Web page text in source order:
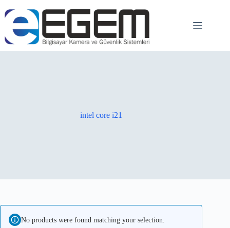
intel core i21
No products were found matching your selection.